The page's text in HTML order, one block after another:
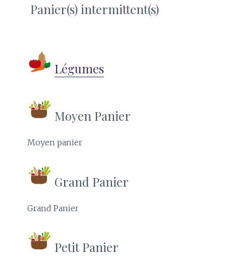
Panier(s) intermittent(s)
Légumes
Moyen Panier
Moyen panier
Grand Panier
Grand Panier
Petit Panier